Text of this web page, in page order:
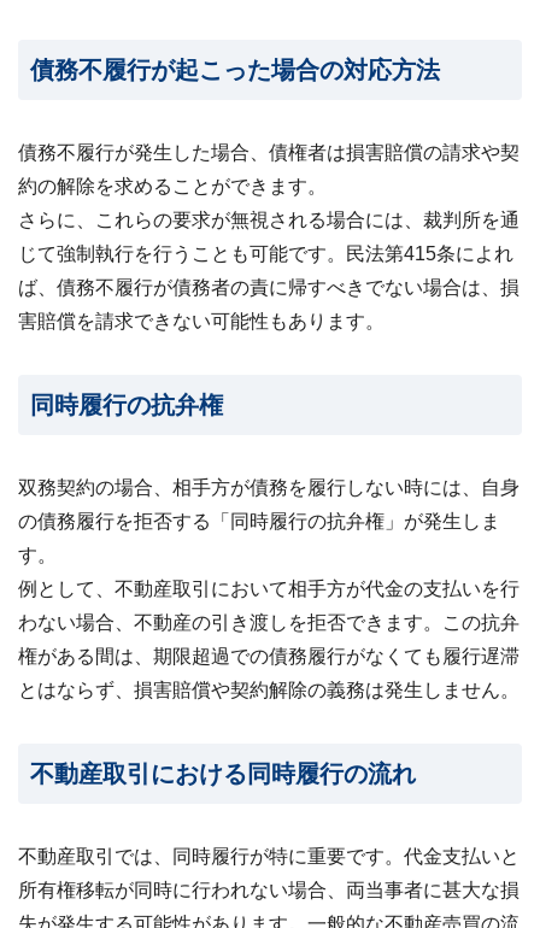
債務不履行が起こった場合の対応方法
債務不履行が発生した場合、債権者は損害賠償の請求や契
約の解除を求めることができます。
さらに、これらの要求が無視される場合には、裁判所を通
じて強制執行を行うことも可能です。民法第415条によれ
ば、債務不履行が債務者の責に帰すべきでない場合は、損
害賠償を請求できない可能性もあります。
同時履行の抗弁権
双務契約の場合、相手方が債務を履行しない時には、自身
の債務履行を拒否する「同時履行の抗弁権」が発生しま
す。
例として、不動産取引において相手方が代金の支払いを行
わない場合、不動産の引き渡しを拒否できます。この抗弁
権がある間は、期限超過での債務履行がなくても履行遅滞
とはならず、損害賠償や契約解除の義務は発生しません。
不動産取引における同時履行の流れ
不動産取引では、同時履行が特に重要です。代金支払いと
所有権移転が同時に行われない場合、両当事者に甚大な損
失が発生する可能性があります。一般的な不動産売買の流